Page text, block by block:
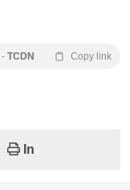
- TCDN Copy link
In